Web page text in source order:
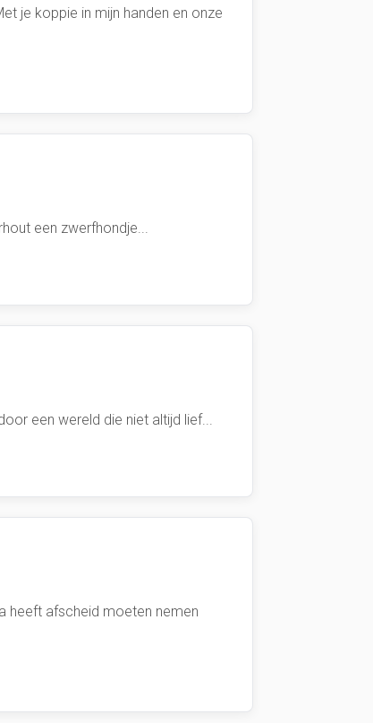
in mijn handen en onze
een zwerfhondje...
een wereld die niet altijd lief...
heeft afscheid moeten nemen